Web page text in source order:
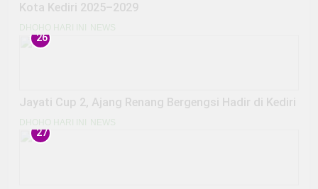
Kota Kediri 2025–2029
DHOHO HARI INI NEWS
26
Jayati Cup 2, Ajang Renang Bergengsi Hadir di Kediri
DHOHO HARI INI NEWS
27